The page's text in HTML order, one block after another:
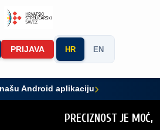
PRIJAVA HR EN
našu Android aplikaciju
PRECIZNOST JE MOĆ,